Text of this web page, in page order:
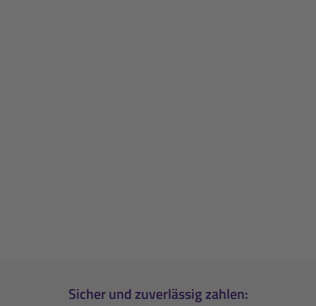
Sicher und zuverlässig zahlen: